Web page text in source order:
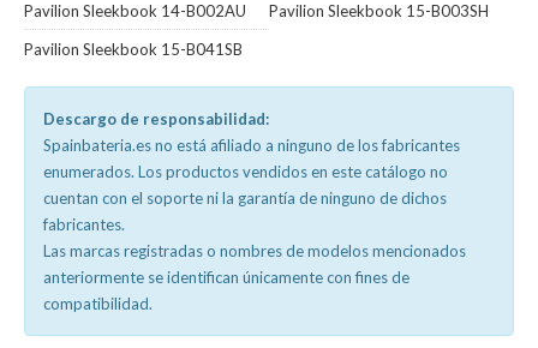
Pavilion Sleekbook 14-B002AU
Pavilion Sleekbook 15-B003SH
Pavilion Sleekbook 15-B041SB
Descargo de responsabilidad:
Spainbateria.es no está afiliado a ninguno de los fabricantes
enumerados. Los productos vendidos en este catálogo no
cuentan con el soporte ni la garantía de ninguno de dichos
fabricantes.
Las marcas registradas o nombres de modelos mencionados
anteriormente se identifican únicamente con fines de
compatibilidad.